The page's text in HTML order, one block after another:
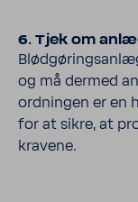
6. Tjek om
og må dermed
ordningen er en
for at sikre, at
kravene.